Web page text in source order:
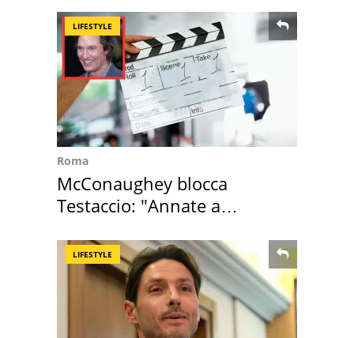
LIFESTYLE
Roma
McConaughey blocca
Testaccio: "Annate a
LIFESTYLE